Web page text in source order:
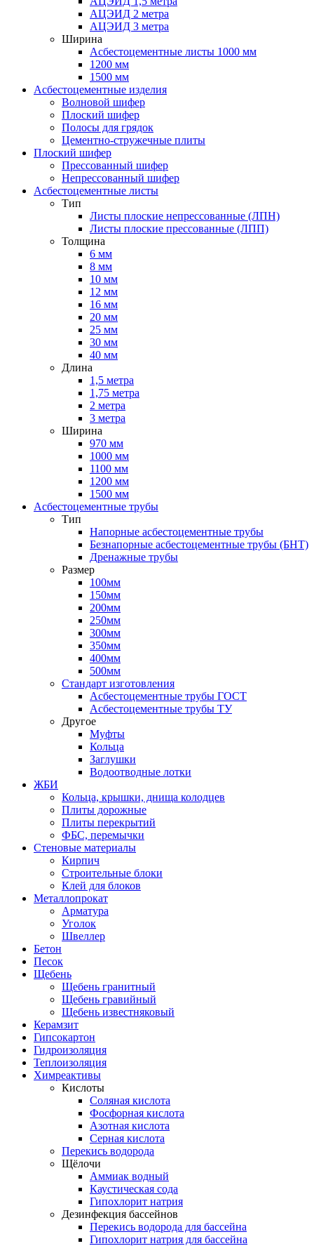
АЦЭИД 2 метра
АЦЭИД 3 метра
Ширина
Асбестоцементные листы 1000 мм
1200 мм
1500 мм
Асбестоцементные изделия
Волновой шифер
Плоский шифер
Полосы для грядок
Цементно-стружечные плиты
Плоский шифер
Прессованный шифер
Непрессованный шифер
Асбестоцементные листы
Тип
Листы плоские непрессованные (ЛПН)
Листы плоские прессованные (ЛПП)
Толщина
6 мм
8 мм
10 мм
12 мм
16 мм
20 мм
25 мм
30 мм
40 мм
Длина
1,5 метра
1,75 метра
2 метра
3 метра
Ширина
970 мм
1000 мм
1100 мм
1200 мм
1500 мм
Асбестоцементные трубы
Тип
Напорные асбестоцементные трубы
Безнапорные асбестоцементные трубы (БНТ)
Дренажные трубы
Размер
100мм
150мм
200мм
250мм
300мм
350мм
400мм
500мм
Стандарт изготовления
Асбестоцементные трубы ГОСТ
Асбестоцементные трубы ТУ
Другое
Муфты
Кольца
Заглушки
Водоотводные лотки
ЖБИ
Кольца, крышки, днища колодцев
Плиты дорожные
Плиты перекрытий
ФБС, перемычки
Стеновые материалы
Кирпич
Строительные блоки
Клей для блоков
Металлопрокат
Арматура
Уголок
Швеллер
Бетон
Песок
Щебень
Щебень гранитный
Щебень гравийный
Щебень известняковый
Керамзит
Гипсокартон
Гидроизоляция
Теплоизоляция
Химреактивы
Кислоты
Соляная кислота
Фосфорная кислота
Азотная кислота
Серная кислота
Перекись водорода
Щёлочи
Аммиак водный
Каустическая сода
Гипохлорит натрия
Дезинфекция бассейнов
Перекись водорода для бассейна
Гипохлорит натрия для бассейна